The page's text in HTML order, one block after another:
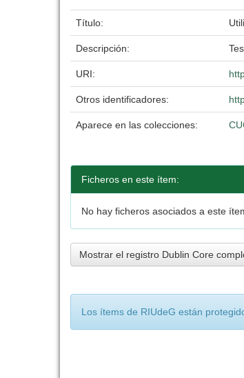
Título:
Descripción:
URI:
Otros identificadores:
Aparece en las colecciones:
Ficheros en este ítem:
No hay ficheros asociados a este
Mostrar el registro Dublin Core
Los ítems de RIUdeG están